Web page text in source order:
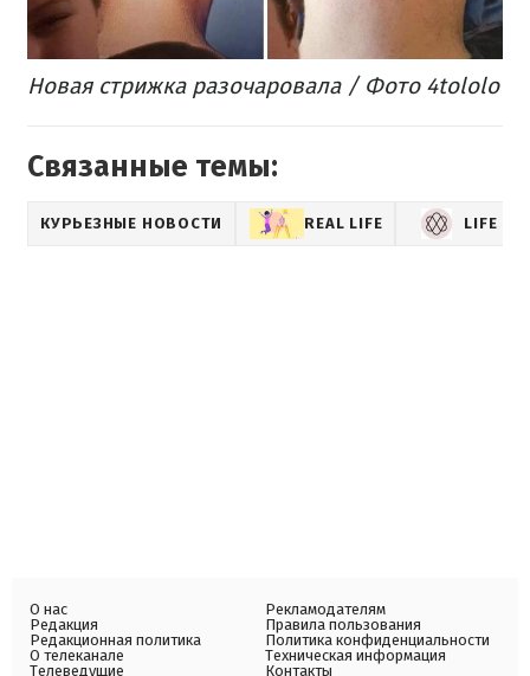
Новая стрижка разочаровала / Фото 4tololo
Связанные темы:
КУРЬЕЗНЫЕ НОВОСТИ REAL LIFE LIFE
О нас
Редакция
Редакционная политика
О телеканале
Телеведущие
Рекламодателям
Правила пользования
Политика конфиденциальности
Техническая информация
Контакты